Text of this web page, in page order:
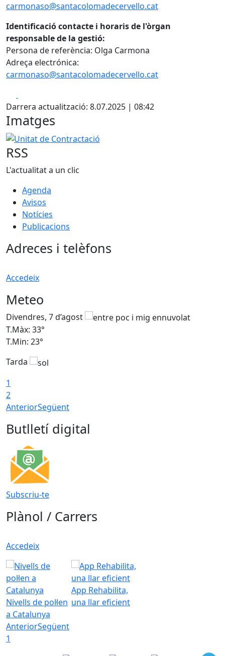
carmonaso@santacolomadecervello.cat
Identificació contacte i horaris de l'òrgan
responsable de la gestió:
Persona de referència: Olga Carmona
Adreça electrónica:
carmonaso@santacolomadecervello.cat
Darrera actualització: 8.07.2025 | 08:42
Imatges
Unitat de Contractació
RSS
L'actualitat a un clic
Agenda
Avisos
Notícies
Publicacions
Adreces i telèfons
Accedeix
Meteo
Divendres, 7 d’agost
T.Màx: 33°
T.Min: 23°
Tarda
1
2
AnteriorSegüent
Butlletí digital
Subscriu-te
Plànol / Carrers
Accedeix
Nivells de pol·len
a Catalunya
App Rehabilita,
una llar eficient
AnteriorSegüent
1